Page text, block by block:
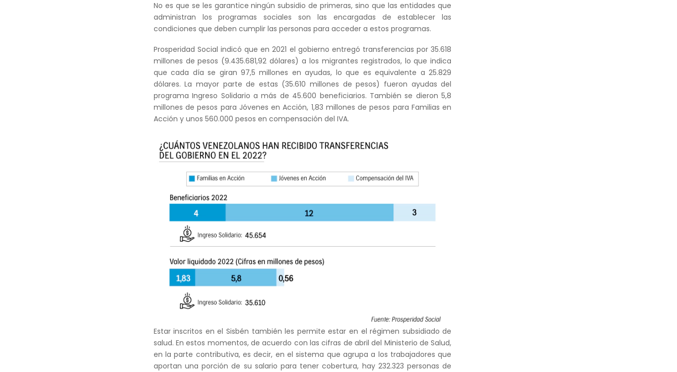
No es que se les garantice ningún subsidio de primeras, sino que las entidades que
administran los programas sociales son las encargadas de establecer las
condiciones que deben cumplir las personas para acceder a estos programas.
Prosperidad Social indicó que en 2021 el gobierno entregó transferencias por 35.618
millones de pesos (9.435.681,92 dólares) a los migrantes registrados, lo que indica
que cada día se giran 97,5 millones en ayudas, lo que es equivalente a 25.829
dólares. La mayor parte de estas (35.610 millones de pesos) fueron ayudas del
programa Ingreso Solidario a más de 45.600 beneficiarios. También se dieron 5,8
millones de pesos para Jóvenes en Acción, 1,83 millones de pesos para Familias en
Acción y unos 560.000 pesos en compensación del IVA.
Estar inscritos en el Sisbén también les permite estar en el régimen subsidiado de
salud. En estos momentos, de acuerdo con las cifras de abril del Ministerio de Salud,
en la parte contributiva, es decir, en el sistema que agrupa a los trabajadores que
aportan una porción de su salario para tener cobertura, hay 232.323 personas de